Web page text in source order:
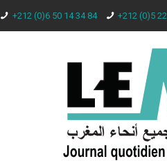
+212 (0)6 50 14 34 84 +212 (0)5